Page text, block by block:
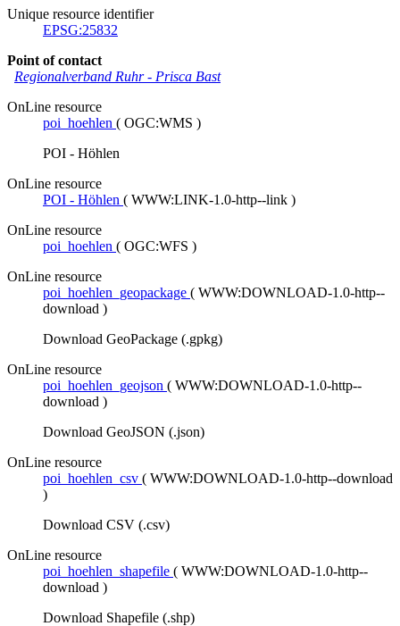
Unique resource identifier
EPSG:25832
Point of contact
Regionalverband Ruhr- Prisca Bast
OnLine resource
poi_hoehlen ( OGC:WMS )
POI - Höhlen
OnLine resource
POI - Höhlen ( WWW:LINK-1.0-http--link )
OnLine resource
poi_hoehlen ( OGC:WFS )
OnLine resource
poi_hoehlen_geopackage ( WWW:DOWNLOAD-1.0-http--
download )
Download GeoPackage (.gpkg)
OnLine resource
poi_hoehlen_geojson ( WWW:DOWNLOAD-1.0-http--
download )
Download GeoJSON (.json)
OnLine resource
poi_hoehlen_csv ( WWW:DOWNLOAD-1.0-http--download
)
Download CSV (.csv)
OnLine resource
poi_hoehlen_shapefile ( WWW:DOWNLOAD-1.0-http--
download )
Download Shapefile (.shp)